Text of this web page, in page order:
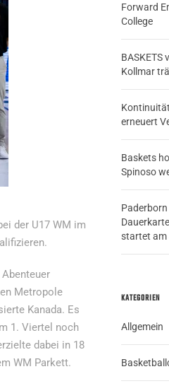
der U17 WM im
Metropole
Kanada. Es
1. Viertel noch
dabei in 18
WM Parkett.
Forward
College
BASKETS
Kollmar
erneuert
Baskets
Spinoso
startet am
KATEGORIEN
Allgemein